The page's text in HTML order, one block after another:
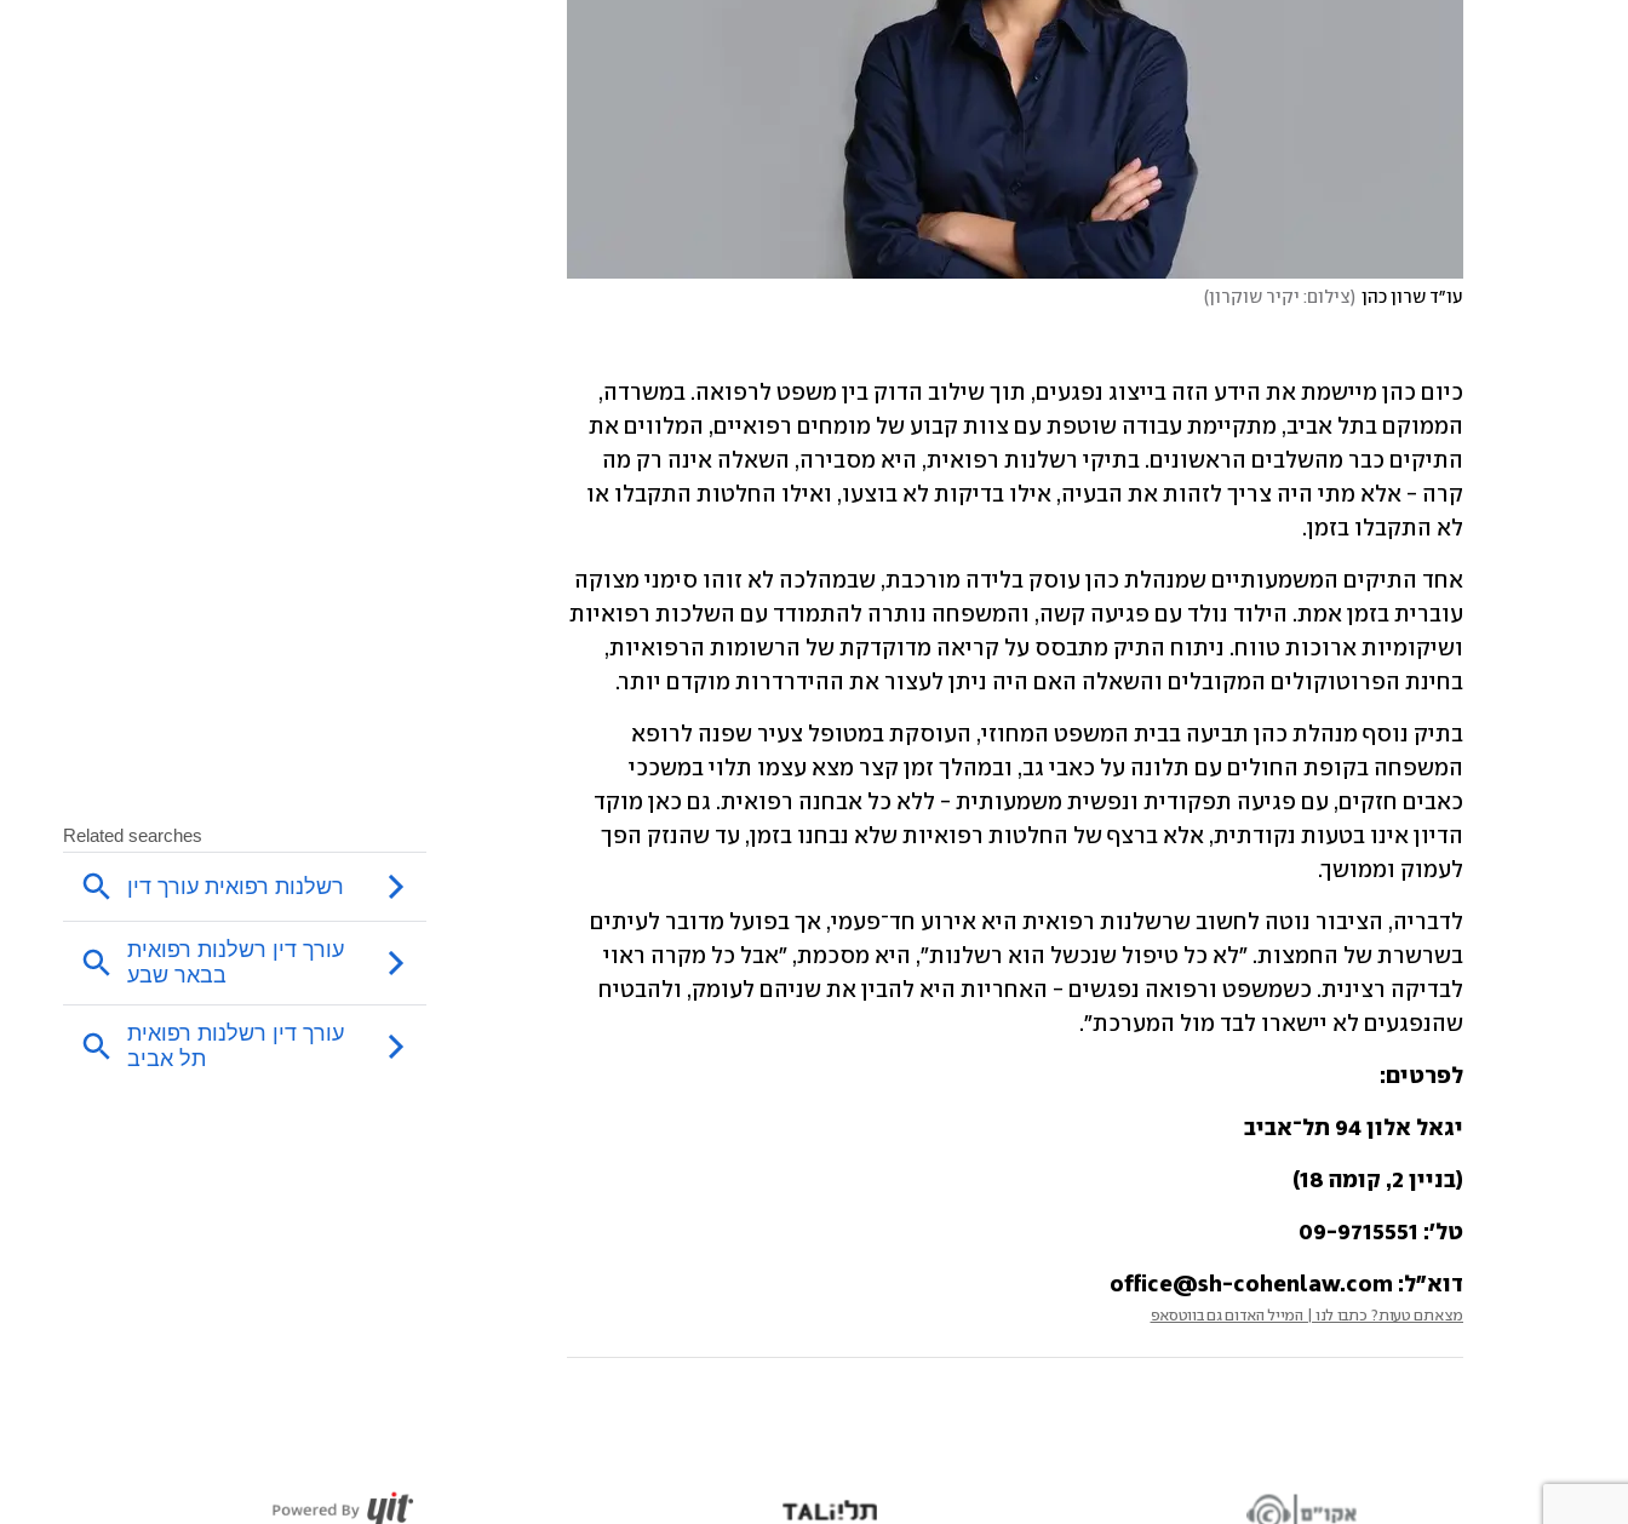
עו״ד שרון כהן (צילום: יקיר שוקרון)
לא התקבלו בזמן.
בחינת הפרוטוקולים המקובלים והשאלה האם היה ניתן לעצור את ההידרדרות מוקדם יותר.
לעמוק וממושך.
שהנפגעים לא יישארו לבד מול המערכת".
לפרטים:
יגאל אלון 94 תל־אביב
(בניין 2, קומה 18)
טל': 09-9715551
דוא״ל: office@sh-cohenlaw.com
מצאתם טעות? כתבו לנו | המייל האדום גם בווטסאפ